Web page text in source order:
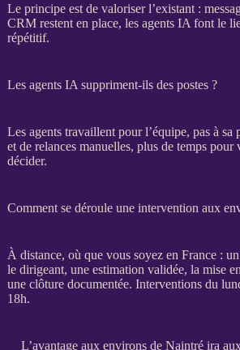
Le principe est de valoriser l’existant :
CRMrestent en place, les agents IA font le
répétitif.
Les agents IA suppriment-ils des postes ?
Les agentstravaillent pour l’équipe, pas à sa
et de relancesmanuelles, plus de temps pour
décider.
Comment se déroule une intervention aux
À distance, où que vous soyez en France :
le dirigeant, une estimation validée, la mise
une clôture documentée. Interventions du
18h.
L’avantage aux environs de Naintré ira